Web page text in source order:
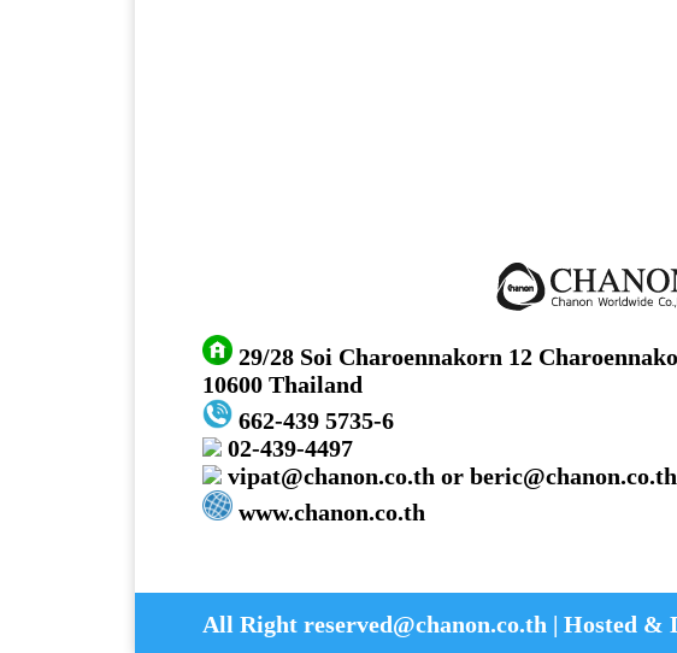
29/28 Soi Charoennakorn 12
10600 Thailand
662-439 5735-6
02-439-4497
vipat@chanon.co.th or beric@chanon.co.th
www.chanon.co.th
All Right reserved@chanon.co.th | Hosted &